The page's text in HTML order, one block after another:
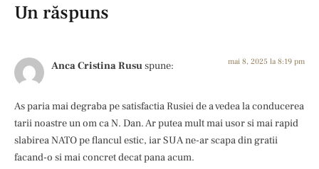
Un răspuns
Anca Cristina Rususpune: mai 8, 2025 la 8:19 pm
As paria mai degraba pe satisfactia Rusiei de a vedea la conducerea
tarii noastre un om ca N. Dan. Ar putea mult mai usor si mai rapid
slabirea NATO pe flancul estic, iar SUA ne-ar scapa din gratii
facand-o si mai concret decat pana acum.